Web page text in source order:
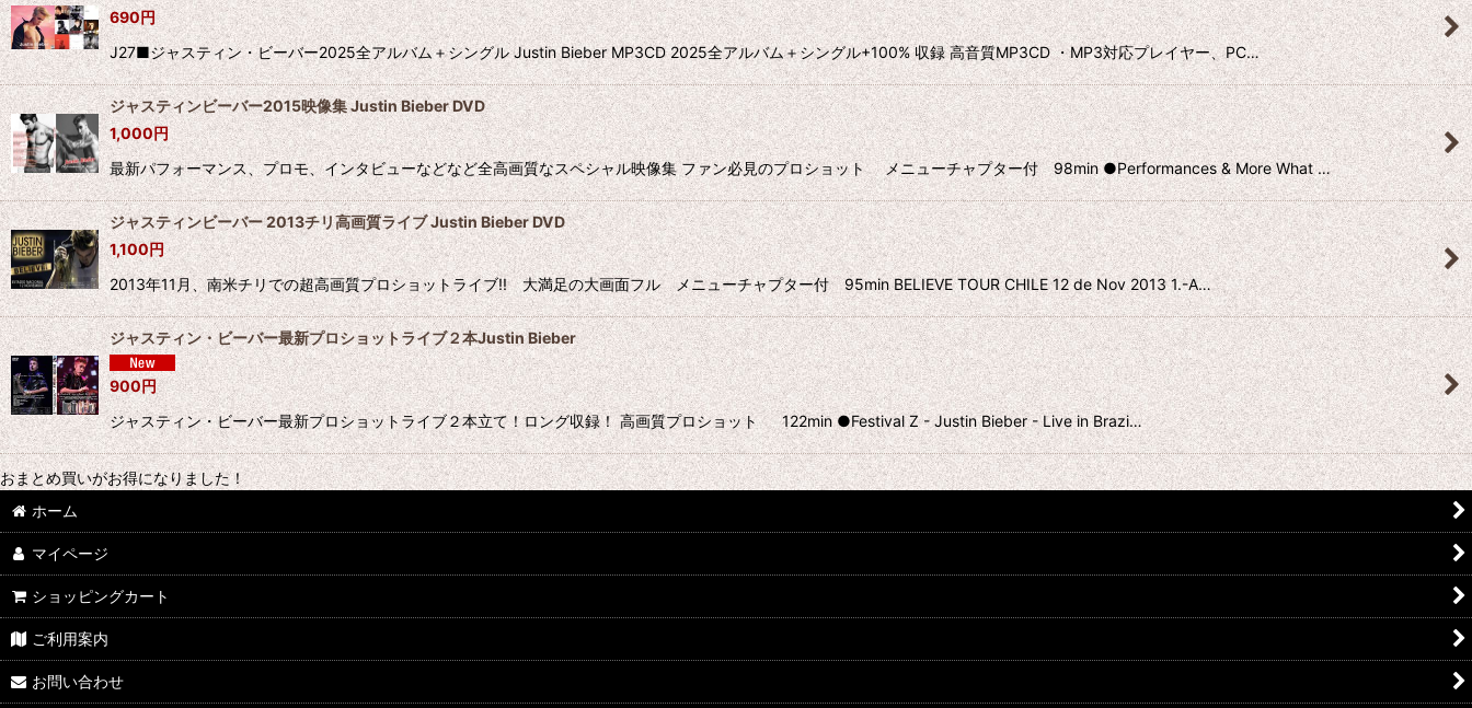
690円
J27■ジャスティン・ビーバー2025全アルバム＋シングル Justin Bieber MP3CD 2025全アルバム＋シングル+100% 収録 高音質MP3CD ・MP3対応プレイヤー、PC…
ジャスティンビーバー2015映像集 Justin Bieber DVD
1,000円
最新パフォーマンス、プロモ、インタビューなどなど全高画質なスペシャル映像集 ファン必見のプロショット メニューチャプター付 98min ●Performances & More What …
ジャスティンビーバー 2013チリ高画質ライブ Justin Bieber DVD
1,100円
2013年11月、南米チリでの超高画質プロショットライブ!! 大満足の大画面フル メニューチャプター付 95min BELIEVE TOUR CHILE 12 de Nov 2013 1.-A…
ジャスティン・ビーバー最新プロショットライブ２本Justin Bieber
900円
ジャスティン・ビーバー最新プロショットライブ２本立て！ロング収録！ 高画質プロショット 122min ●Festival Z - Justin Bieber - Live in Brazi…
おまとめ買いがお得になりました！
ホーム
マイページ
ショッピングカート
ご利用案内
お問い合わせ